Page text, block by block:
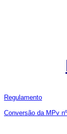
Regulamento
Conversão da MPv